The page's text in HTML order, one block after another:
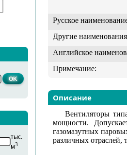
тыс.
м3
Русское
Другие
Английское
Примечание:
Описание
Вентиляторы
мощности.
газомазутных
различных отраслей,